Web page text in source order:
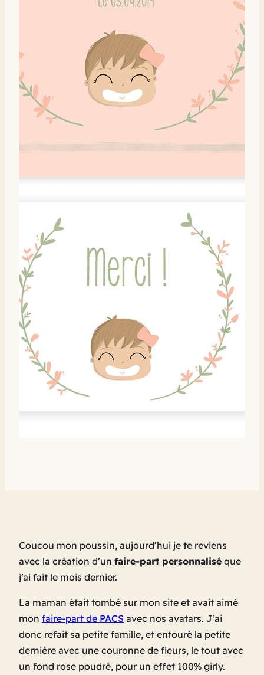
Coucou mon poussin, aujourd’hui je te reviens
avec la création d’un faire-part personnalisé que
j’ai fait le mois dernier.
La maman était tombé sur mon site et avait aimé
mon faire-part de PACS avec nos avatars. J’ai
donc refait sa petite famille, et entouré la petite
dernière avec une couronne de fleurs, le tout avec
un fond rose poudré, pour un effet 100% girly.